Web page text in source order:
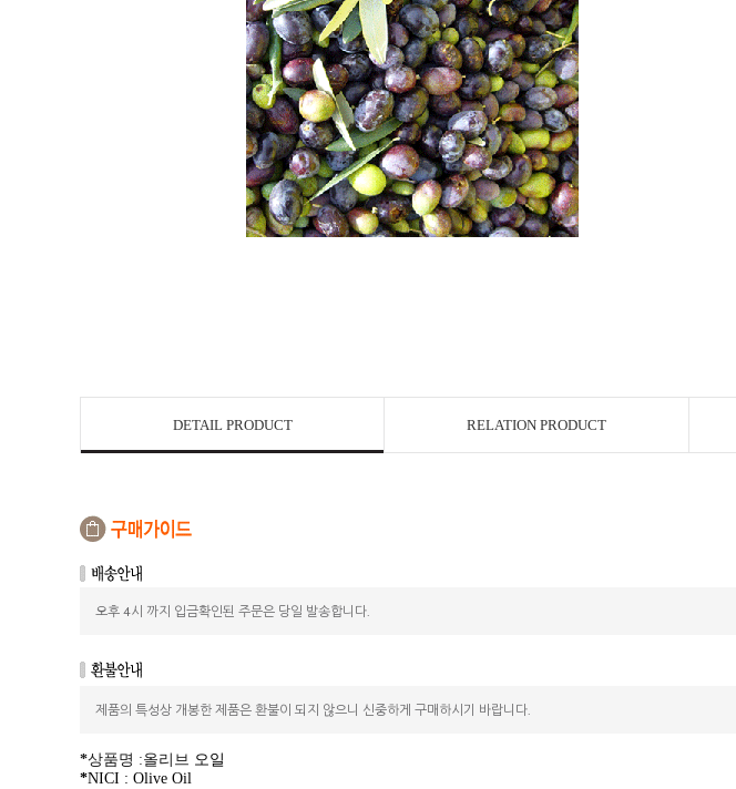
DETAIL PRODUCT RELATION PRODUCT
오후 4시 까지 입금확인된 주문은 당일 발송합니다.
제품의 특성상 개봉한 제품은 환불이 되지 않으니 신중하게 구매하시기 바랍니다.
*상품명 :올리브 오일
*NICI : Olive Oil